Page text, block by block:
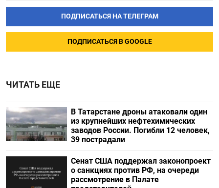
ПОДПИСАТЬСЯ НА ТЕЛЕГРАМ
ПОДПИСАТЬСЯ В GOOGLE
ЧИТАТЬ ЕЩЕ
В Татарстане дроны атаковали один
из крупнейших нефтехимических
заводов России. Погибли 12 человек,
39 пострадали
Сенат США поддержал законопроект
о санкциях против РФ, на очереди
рассмотрение в Палате